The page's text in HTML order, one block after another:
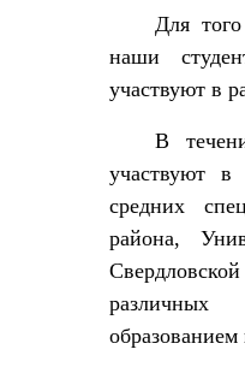
Для
наши
участвуют в
В
участвуют в
средних
района,
различных
образованием